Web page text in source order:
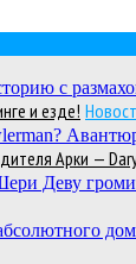
и езде!
Арки —